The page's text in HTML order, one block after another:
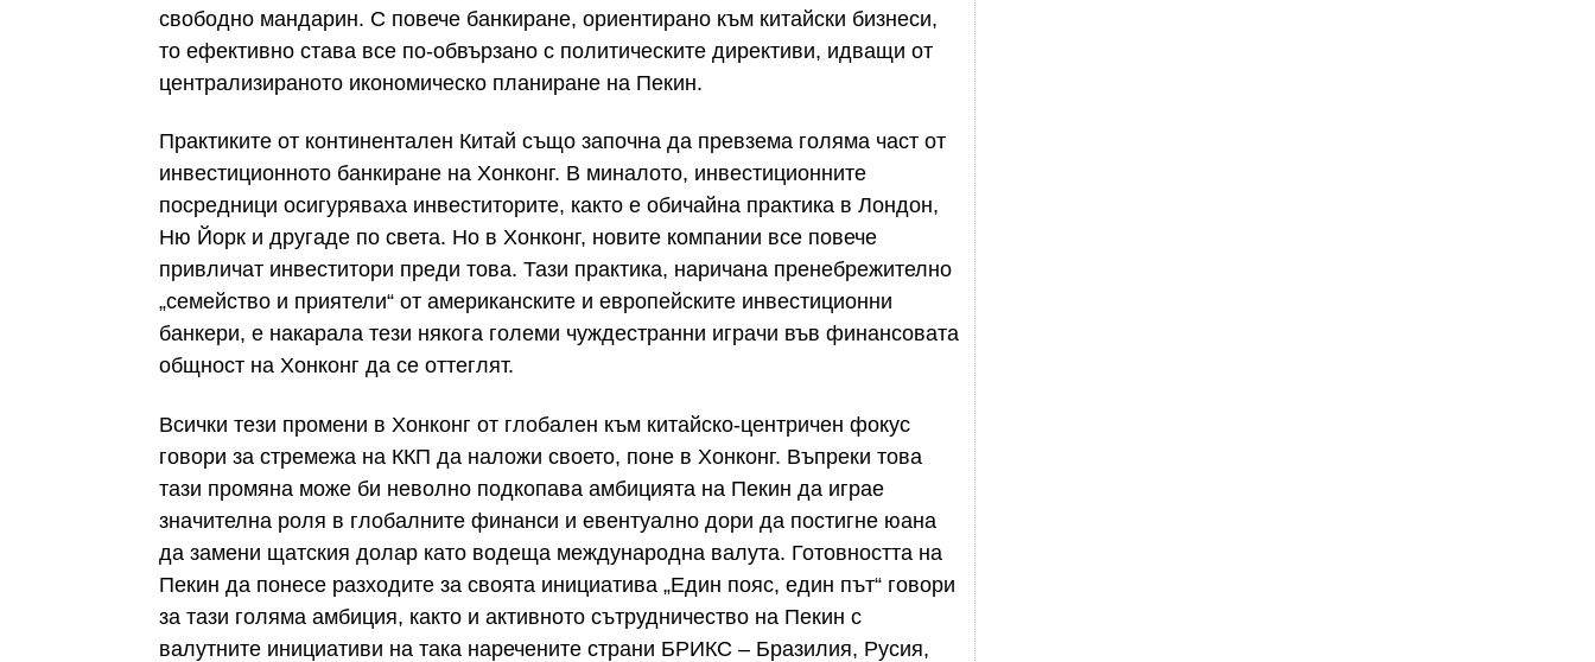
свободно мандарин. С повече банкиране, ориентирано към китайски бизнеси,
то ефективно става все по-обвързано с политическите директиви, идващи от
централизираното икономическо планиране на Пекин.
Практиките от континентален Китай също започна да превзема голяма част от
инвестиционното банкиране на Хонконг. В миналото, инвестиционните
посредници осигуряваха инвеститорите, както е обичайна практика в Лондон,
Ню Йорк и другаде по света. Но в Хонконг, новите компании все повече
привличат инвеститори преди това. Тази практика, наричана пренебрежително
„семейство и приятели“ от американските и европейските инвестиционни
банкери, е накарала тези някога големи чуждестранни играчи във финансовата
общност на Хонконг да се оттеглят.
Всички тези промени в Хонконг от глобален към китайско-центричен фокус
говори за стремежа на ККП да наложи своето, поне в Хонконг. Въпреки това
тази промяна може би неволно подкопава амбицията на Пекин да играе
значителна роля в глобалните финанси и евентуално дори да постигне юана
да замени щатския долар като водеща международна валута. Готовността на
Пекин да понесе разходите за своята инициатива „Един пояс, един път“ говори
за тази голяма амбиция, както и активното сътрудничество на Пекин с
валутните инициативи на така наречените страни БРИКС – Бразилия, Русия,